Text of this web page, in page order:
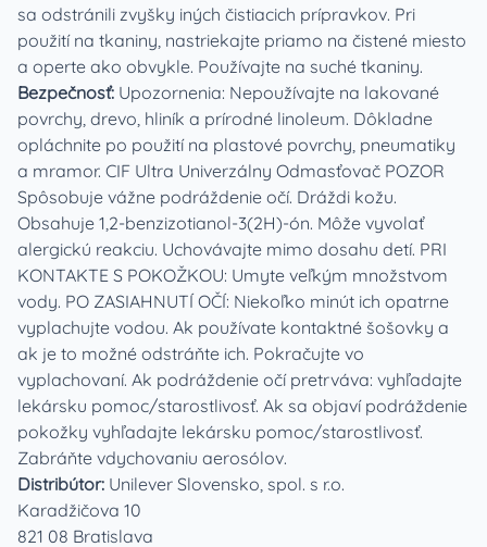
sa odstránili zvyšky iných čistiacich prípravkov. Pri
použití na tkaniny, nastriekajte priamo na čistené miesto
a operte ako obvykle. Používajte na suché tkaniny.
Bezpečnosť: Upozornenia: Nepoužívajte na lakované
povrchy, drevo, hliník a prírodné linoleum. Dôkladne
opláchnite po použití na plastové povrchy, pneumatiky
a mramor. CIF Ultra Univerzálny Odmasťovač POZOR
Spôsobuje vážne podráždenie očí. Dráždi kožu.
Obsahuje 1,2-benzizotianol-3(2H)-ón. Môže vyvolať
alergickú reakciu. Uchovávajte mimo dosahu detí. PRI
KONTAKTE S POKOŽKOU: Umyte veľkým množstvom
vody. PO ZASIAHNUTÍ OČÍ: Niekoľko minút ich opatrne
vyplachujte vodou. Ak používate kontaktné šošovky a
ak je to možné odstráňte ich. Pokračujte vo
vyplachovaní. Ak podráždenie očí pretrváva: vyhľadajte
lekársku pomoc/starostlivosť. Ak sa objaví podráždenie
pokožky vyhľadajte lekársku pomoc/starostlivosť.
Zabráňte vdychovaniu aerosólov.
Distribútor: Unilever Slovensko, spol. s r.o.
Karadžičova 10
821 08 Bratislava